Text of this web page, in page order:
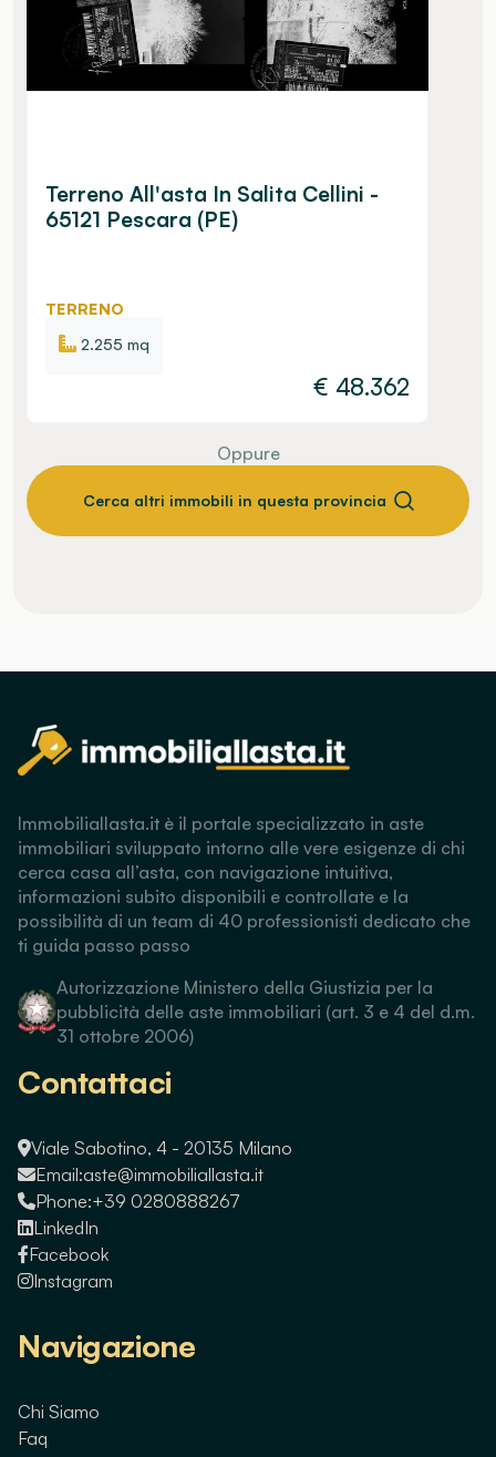
Terreno All'asta In Salita Cellini -
65121 Pescara (PE)
TERRENO
2.255 mq
€ 48.362
Oppure
Cerca altri immobili in questa provincia
Immobiliallasta.it è il portale specializzato in aste
immobiliari sviluppato intorno alle vere esigenze di chi
cerca casa all’asta, con navigazione intuitiva,
informazioni subito disponibili e controllate e la
possibilità di un team di 40 professionisti dedicato che
ti guida passo passo
Autorizzazione Ministero della Giustizia per la
pubblicità delle aste immobiliari (art. 3 e 4 del d.m.
31 ottobre 2006)
Contattaci
Viale Sabotino, 4 - 20135 Milano
Email:aste@immobiliallasta.it
Phone:+39 0280888267
LinkedIn
Facebook
Instagram
Navigazione
Chi Siamo
Faq